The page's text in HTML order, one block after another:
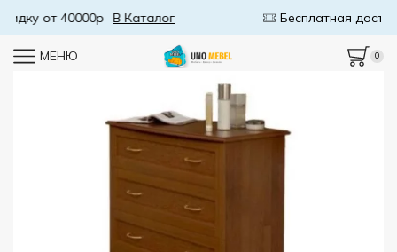
Бесплатная доставка от 50000р В Каталог
МЕНЮ 0